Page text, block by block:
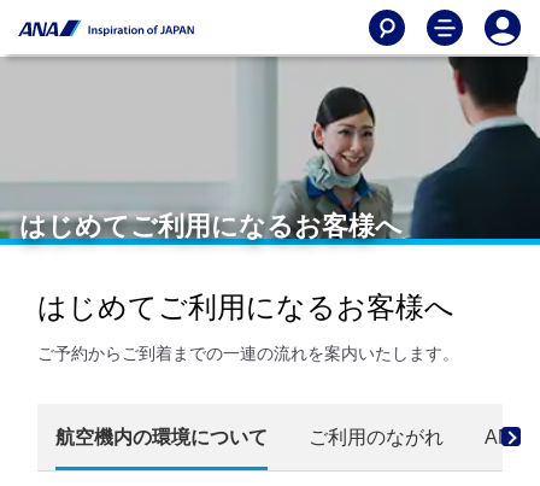
はじめてご利用になるお客様へ
はじめてご利用になるお客様へ
ご予約からご到着までの一連の流れを案内いたします。
航空機内の環境について ご利用のながれ ANA